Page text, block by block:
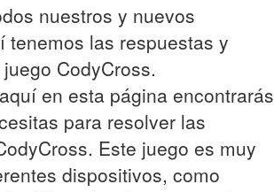
nuestros y nuevos
tenemos las respuestas y
CodyCross.
en esta página encontrarás
para resolver las
Este juego es muy
dispositivos, como